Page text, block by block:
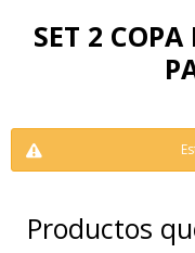
SET 2 COPA
Productos